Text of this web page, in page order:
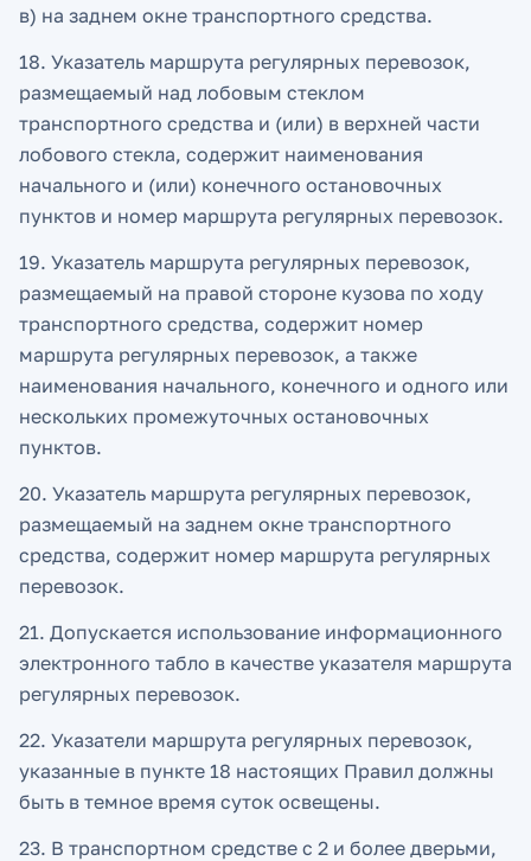
в) на заднем окне транспортного средства.
18. Указатель маршрута регулярных перевозок,
размещаемый над лобовым стеклом
транспортного средства и (или) в верхней части
лобового стекла, содержит наименования
начального и (или) конечного остановочных
пунктов и номер маршрута регулярных перевозок.
19. Указатель маршрута регулярных перевозок,
размещаемый на правой стороне кузова по ходу
транспортного средства, содержит номер
маршрута регулярных перевозок, а также
наименования начального, конечного и одного или
нескольких промежуточных остановочных
пунктов.
20. Указатель маршрута регулярных перевозок,
размещаемый на заднем окне транспортного
средства, содержит номер маршрута регулярных
перевозок.
21. Допускается использование информационного
электронного табло в качестве указателя маршрута
регулярных перевозок.
22. Указатели маршрута регулярных перевозок,
указанные в пункте 18 настоящих Правил должны
быть в темное время суток освещены.
23. В транспортном средстве с 2 и более дверьми,